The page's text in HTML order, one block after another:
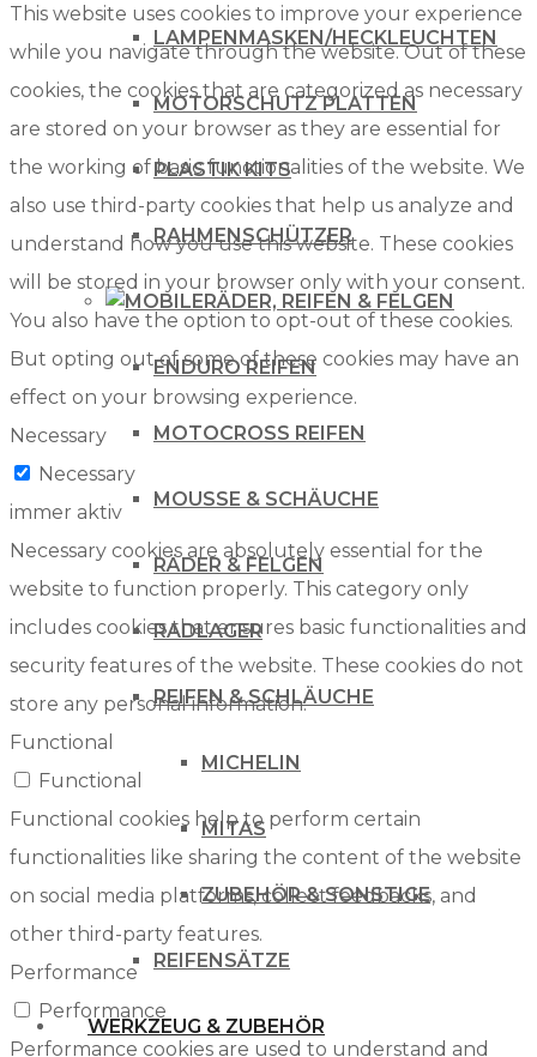
LAMPENMASKEN/HECKLEUCHTEN
MOTORSCHUTZ PLATTEN
PLASTIK KITS
RAHMENSCHÜTZER
RÄDER, REIFEN & FELGEN
ENDURO REIFEN
MOTOCROSS REIFEN
MOUSSE & SCHÄUCHE
RÄDER & FELGEN
RADLAGER
REIFEN & SCHLÄUCHE
MICHELIN
MITAS
ZUBEHÖR & SONSTIGE
REIFENSÄTZE
WERKZEUG & ZUBEHÖR
This website uses cookies to improve your experience
while you navigate through the website. Out of these
cookies, the cookies that are categorized as necessary
are stored on your browser as they are essential for
the working of basic functionalities of the website. We
also use third-party cookies that help us analyze and
understand how you use this website. These cookies
will be stored in your browser only with your consent.
You also have the option to opt-out of these cookies.
But opting out of some of these cookies may have an
effect on your browsing experience.
Necessary
Necessary
immer aktiv
Necessary cookies are absolutely essential for the
website to function properly. This category only
includes cookies that ensures basic functionalities and
security features of the website. These cookies do not
store any personal information.
Functional
Functional
Functional cookies help to perform certain
functionalities like sharing the content of the website
on social media platforms, collect feedbacks, and
other third-party features.
Performance
Performance
Performance cookies are used to understand and